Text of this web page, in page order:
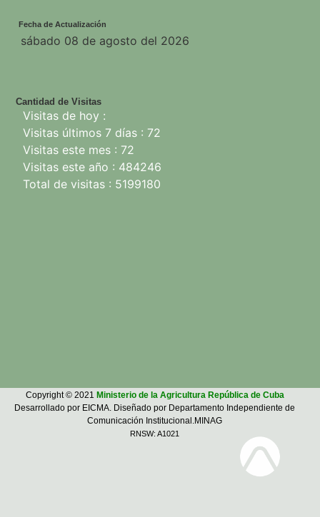
Fecha de Actualización
Cantidad de Visitas
Visitas de hoy :
Visitas últimos 7 días : 72
Visitas este mes : 72
Visitas este año : 484246
Total de visitas : 5199180
sábado 08 de agosto del 2026
Copyright © 2021 Ministerio de la Agricultura República de Cuba
Desarrollado por EICMA. Diseñado por Departamento Independiente de
Comunicación Institucional.MINAG
RNSW: A1021